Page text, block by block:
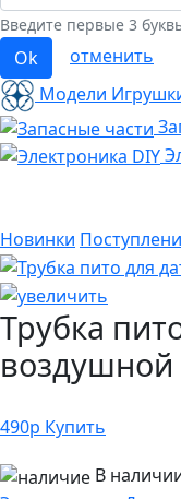
Введите первые 3
Ok
отменить
Модели
Новинки
Трубка
воздушной
490р Купить
В